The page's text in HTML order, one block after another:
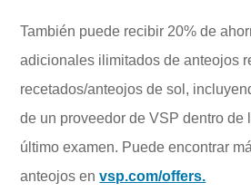
También puede recibir 20% de
adicionales ilimitados de anteojos
recetados/anteojos de sol,
de un proveedor de VSP dentro de
último examen. Puede encontrar
anteojos envsp.com/offers.